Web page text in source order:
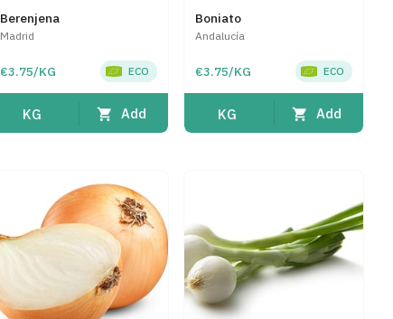
Berenjena
Madrid
€3.75/KG ECO
KG Add
Boniato
Andalucía
€3.75/KG ECO
KG Add